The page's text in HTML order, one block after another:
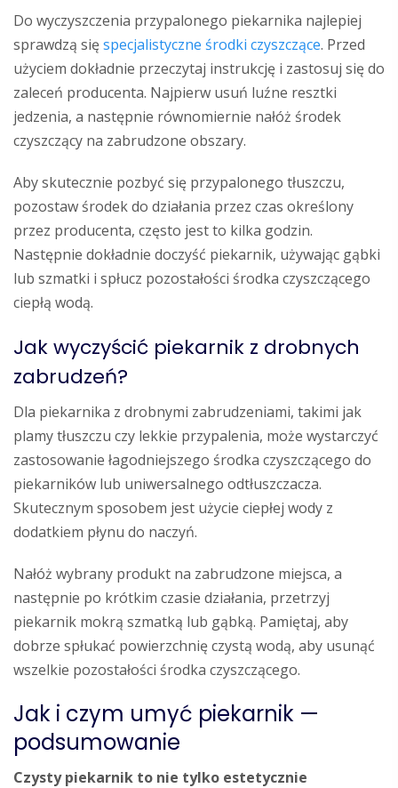
Do wyczyszczenia przypalonego piekarnika najlepiej
sprawdzą sięspecjalistyczne środki czyszczące. Przed
użyciem dokładnie przeczytaj instrukcję i zastosuj się do
zaleceń producenta. Najpierw usuń luźne resztki
jedzenia, a następnie równomiernie nałóż środek
czyszczący na zabrudzone obszary.
Aby skutecznie pozbyć się przypalonego tłuszczu,
pozostaw środek do działania przez czas określony
przez producenta, często jest to kilka godzin.
Następnie dokładnie doczyść piekarnik, używając gąbki
lub szmatki i spłucz pozostałości środka czyszczącego
ciepłą wodą.
Jak wyczyścić piekarnik z drobnych
zabrudzeń?
Dla piekarnika z drobnymi zabrudzeniami, takimi jak
plamy tłuszczu czy lekkie przypalenia, może wystarczyć
zastosowanie łagodniejszego środka czyszczącego do
piekarników lub uniwersalnego odtłuszczacza.
Skutecznym sposobem jest użycie ciepłej wody z
dodatkiem płynu do naczyń.
Nałóż wybrany produkt na zabrudzone miejsca, a
następnie po krótkim czasie działania, przetrzyj
piekarnik mokrą szmatką lub gąbką. Pamiętaj, aby
dobrze spłukać powierzchnię czystą wodą, aby usunąć
wszelkie pozostałości środka czyszczącego.
Jak i czym umyć piekarnik —
podsumowanie
Czysty piekarnik to nie tylko estetycznie